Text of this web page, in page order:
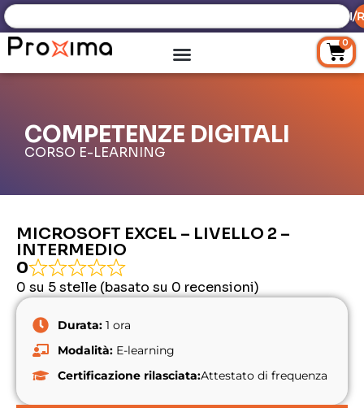
ACCEDI/
0
COMPETENZE DIGITALI
CORSO E-LEARNING
MICROSOFT EXCEL – LIVELLO 2 –
INTERMEDIO
0
0 su 5 stelle (basato su 0 recensioni)
Durata:1 ora
Modalità: E-learning
Certificazione rilasciata:Attestato di frequenza